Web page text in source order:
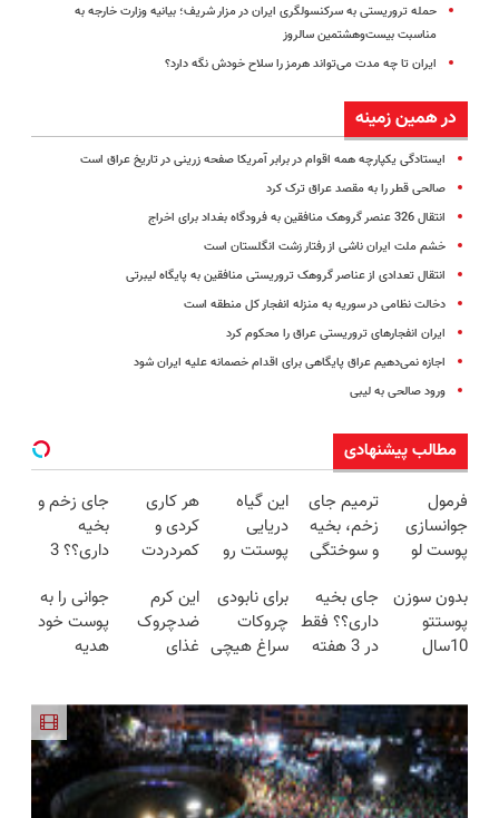
حمله تروریستی به سرکنسولگری ایران در مزار شریف؛ بیانیه وزارت خارجه به
مناسبت بیست‌وهشتمین سالروز
ایران تا چه مدت می‌تواند هرمز را سلاح خودش نگه دارد؟
در همین زمینه
ایستادگی یکپارچه همه اقوام در برابر آمریکا صفحه زرینی در تاریخ عراق است
صالحی قطر را به مقصد عراق ترک کرد
انتقال 326 عنصر گروهک منافقین به فرودگاه بغداد برای اخراج
خشم ملت ایران ناشی از رفتار زشت انگلستان است
انتقال تعدادی از عناصر گروهک تروریستی منافقین به پایگاه لیبرتی
دخالت نظامی در سوریه به منزله انفجار کل منطقه است
ایران انفجار‌های تروریستی عراق را محکوم کرد
اجازه نمی‌دهیم عراق پایگاهی برای اقدام خصمانه علیه ایران شود
ورود صالحی به لیبی
مطالب پیشنهادی
فرمول
جوانسازی
پوست لو
ضدچروک
جلبک با
تخفیف
ترمیم جای
زخم، بخیه
و سوختگی
هفته!!😍
این گیاه
دریایی
پوستت رو
میکنه
انگار20سال
جوون شدی
خرید
هر کاری
کردی و
کمردردت
پر کردن
پرسشنامه و
دریافت راه
جای زخم و
بخیه
داری؟؟ 3
محوش کن!
بدون سوزن
پوستتو
10سال
پاییزی
جای بخیه
داری؟؟ فقط
در 3 هفته
برای نابودی
چروکات
سراغ هیچی
نرو(تخفیف40%)
این کرم
ضدچروک
غذای
میکنه
(خرید با
40%تخفیف)
جوانی را به
پوست خود
هدیه